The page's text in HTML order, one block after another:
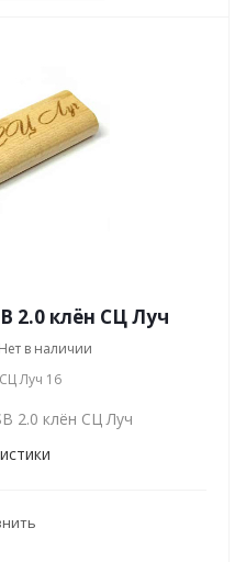
2.0 клён СЦ Луч
Нет в наличии
Луч 16
2.0 клён СЦ Луч